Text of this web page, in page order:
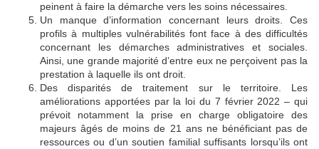
peinent à faire la démarche vers les soins nécessaires.
Un manque d’information concernant leurs droits. Ces
profils à multiples vulnérabilités font face à des difficultés
concernant les démarches administratives et sociales.
Ainsi, une grande majorité d’entre eux ne perçoivent pas la
prestation à laquelle ils ont droit.
Des disparités de traitement sur le territoire. Les
améliorations apportées par la loi du 7 février 2022 – qui
prévoit notamment la prise en charge obligatoire des
majeurs âgés de moins de 21 ans ne bénéficiant pas de
ressources ou d’un soutien familial suffisants lorsqu’ils ont